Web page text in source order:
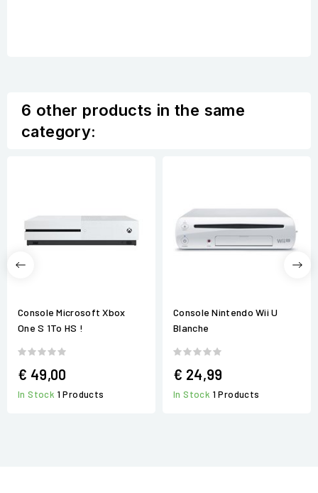
6 other products in the same
category:
Console Microsoft Xbox
One S 1To HS !
€ 49,00
In Stock 1 Products
Console Nintendo Wii U
Blanche
€ 24,99
In Stock 1 Products